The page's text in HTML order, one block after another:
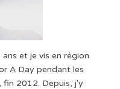
et je vis en région
A Day pendant les
2012. Depuis, j'y